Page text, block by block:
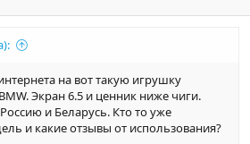
на вот такую игрушку
Экран 6.5 и ценник ниже чиги.
и Беларусь. Кто то уже
и какие отзывы от использования?